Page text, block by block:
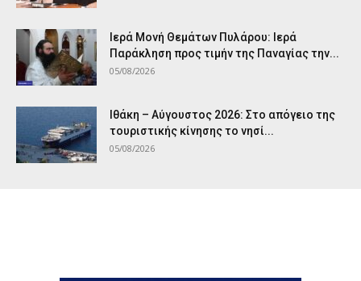
Ιερά Μονή Θεμάτων Πυλάρου: Ιερά
Παράκληση προς τιμήν της Παναγίας την...
05/08/2026
Ιθάκη – Αύγουστος 2026: Στο απόγειο της
τουριστικής κίνησης το νησί...
05/08/2026